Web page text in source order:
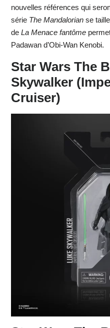
nouvelles références qui
série The Mandalorianse taille
deLa Menace fantôme
Padawan d’Obi-Wan Kenobi.
Star Wars The
Skywalker
Cruiser)